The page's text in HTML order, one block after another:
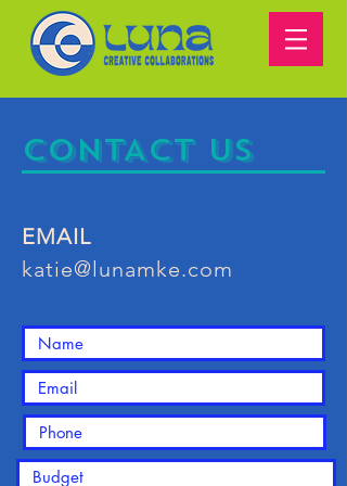
CONTACT US
EMAIL
katie@lunamke.com